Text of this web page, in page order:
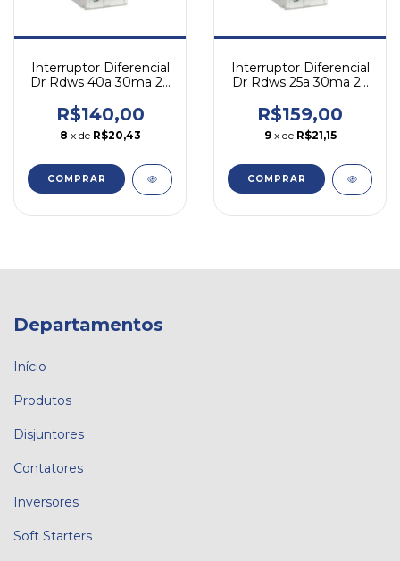
Interruptor Diferencial
Dr Rdws 40a 30ma 2p
R$140,00
8 x de R$20,43
COMPRAR
Interruptor Diferencial
Dr Rdws 25a 30ma 2p
R$159,00
9 x de R$21,15
COMPRAR
Departamentos
Início
Produtos
Disjuntores
Contatores
Inversores
Soft Starters